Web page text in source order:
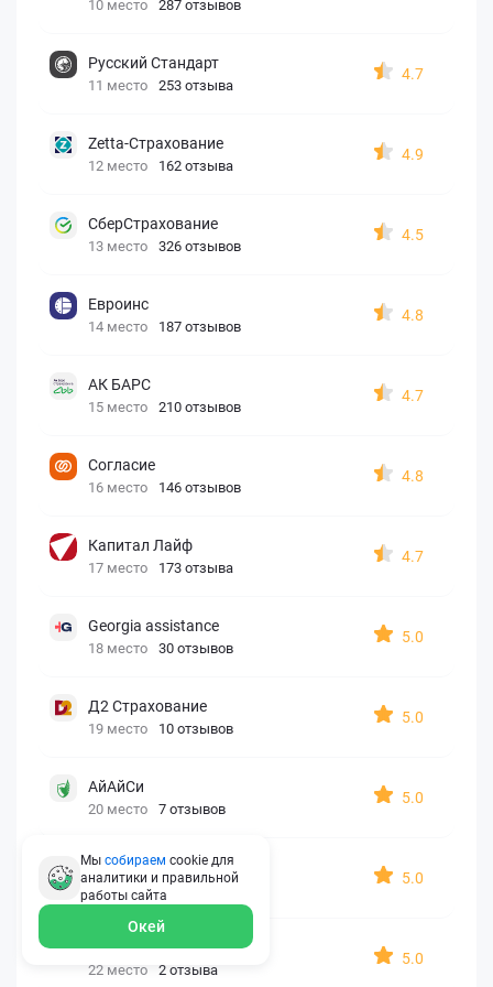
10 место 287 отзывов
Русский Стандарт
11 место 253 отзыва
4.7
Zetta-Страхование
12 место 162 отзыва
4.9
СберСтрахование
13 место 326 отзывов
4.5
Евроинс
14 место 187 отзывов
4.8
АК БАРС
15 место 210 отзывов
4.7
Согласие
16 место 146 отзывов
4.8
Капитал Лайф
17 место 173 отзыва
4.7
Georgia assistance
18 место 30 отзывов
5.0
Д2 Страхование
19 место 10 отзывов
5.0
АйАйСи
20 место 7 отзывов
5.0
OxySport
21 место 6 отзывов
5.0
ERGO AXA
22 место 2 отзыва
5.0
Мы собираем cookie для
аналитики и правильной
работы сайта
Окей